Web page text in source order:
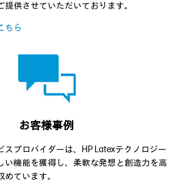
供させていただいております。
ちら
お客様事例
スプロバイダーは、HP Latexテクノロジー
い機能を獲得し、柔軟な発想と創造力を高
ています。